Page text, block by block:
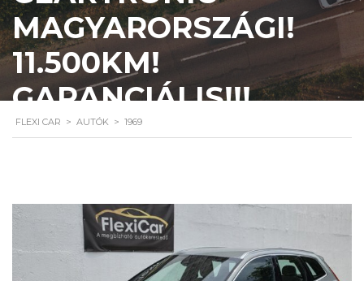
MAGYARORSZÁGI!
11.500KM!
GARANCIÁLIS!!!
FLEXI CAR > AUTÓK > 1969